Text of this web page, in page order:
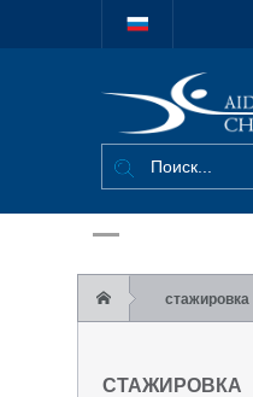
стажировка
СТАЖИРОВКА